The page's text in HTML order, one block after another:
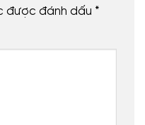
được đánh dấu *